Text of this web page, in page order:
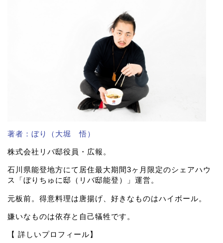
著者：ぼり（大堀 悟）
株式会社リバ邸役員・広報。
石川県能登地方にて居住最大期間3ヶ月限定のシェアハウ
ス「ぼりちゅに邸（リバ邸能登）」運営。
元板前。得意料理は唐揚げ、好きなものはハイボール。
嫌いなものは依存と自己犠牲です。
【 詳しいプロフィール】